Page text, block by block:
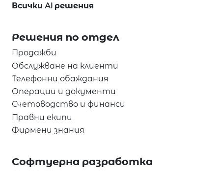
Всички AI решения
Решения по отдел
Продажби
Обслужване на клиенти
Телефонни обаждания
Операции и документи
Счетоводство и финанси
Правни екипи
Фирмени знания
Софтуерна разработка